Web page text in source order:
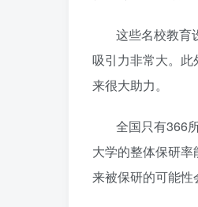
这些名校教育
吸引力非常大。
来很大助力。
全国只有366
大学的整体保研
来被保研的可能性